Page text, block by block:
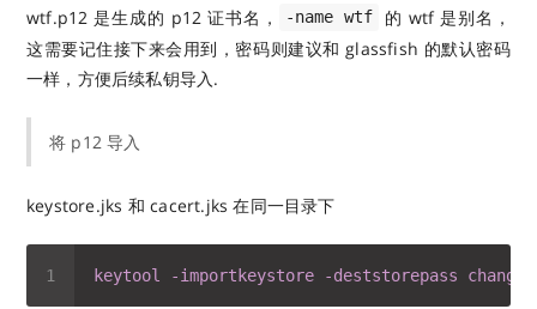
wtf.p12 是生成的 p12 证书名，
-name wtf
的 wtf 是别名，
这需要记住接下来会用到，密码则建议和 glassfish 的默认密码
一样，方便后续私钥导入.
将 p12 导入
keystore.jks 和 cacert.jks 在同一目录下
keytool -importkeystore -deststorepass